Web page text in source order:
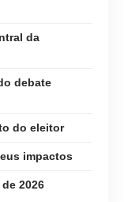
da
debate
do eleitor
impactos
2026